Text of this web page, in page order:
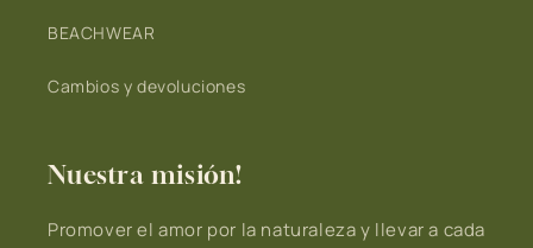
BEACHWEAR
Cambios y devoluciones
Nuestra misión!
Promover el amor por la naturaleza y llevar a cada